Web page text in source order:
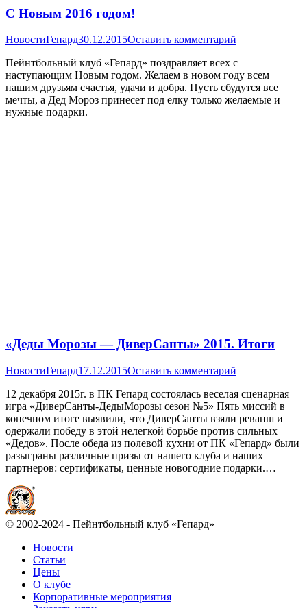
С Новым 2016 годом!
НовостиГепард30.12.2015Оставить комментарий
Пейнтбольный клуб «Гепард» поздравляет всех с
наступающим Новым годом. Желаем в новом году всем
нашим друзьям счастья, удачи и добра. Пусть сбудутся все
мечты, а Дед Мороз принесет под елку только желаемые и
нужные подарки.
«Деды Морозы — ДиверСанты» 2015. Итоги
НовостиГепард17.12.2015Оставить комментарий
12 декабря 2015г. в ПК Гепард состоялась веселая сценарная
игра «ДиверСанты-ДедыМорозы сезон №5» Пять миссий в
конечном итоге выявили, что ДиверСанты взяли реванш и
одержали победу в этой нелегкой борьбе против сильных
«Дедов». После обеда из полевой кухни от ПК «Гепард» были
разыграны различные призы от нашего клуба и наших
партнеров: сертификаты, ценные новогодние подарки.…
© 2002-2024 - Пейнтбольный клуб «Гепард»
Новости
Статьи
Цены
О клубе
Корпоративные мероприятия